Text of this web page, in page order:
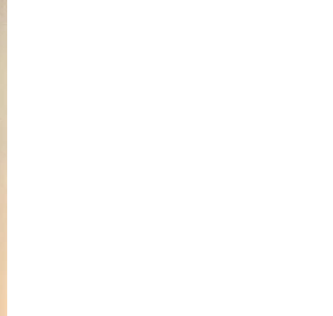
るご質問
から寄せられた
をご紹介します